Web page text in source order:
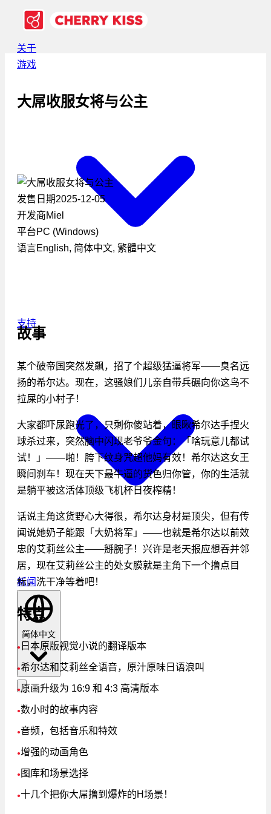
关于
游戏
支持
新闻
简体中文
大屌收服女将与公主
发售日期2025-12-05
开发商Miel
平台PC (Windows)
语言English, 简体中文, 繁體中文
故事
某个破帝国突然发飙，招了个超级猛逼将军——臭名远
扬的希尔达。现在，这骚娘们儿亲自带兵碾向你这鸟不
拉屎的小村子！
大家都吓尿跑光了，只剩你傻站着，眼瞅希尔达手捏火
球杀过来，突然脑中闪现老爷爷金句：「啥玩意儿都试
试！」——啪！胯下纹身咒超他妈有效！希尔达这女王
瞬间刹车！现在天下最牛逼的货色归你管，你的生活就
是躺平被这活体顶级飞机杯日夜榨精！
话说主角这货野心大得很，希尔达身材是顶尖，但有传
闻说她奶子能跟「大奶将军」——也就是希尔达以前效
忠的艾莉丝公主——掰腕子！兴许是老天报应想吞并邻
居，现在艾莉丝公主的处女膜就是主角下一个撸点目
标，洗干净等着吧！
特点
● 日本原版视觉小说的翻译版本
●希尔达和艾莉丝全语音，原汁原味日语浪叫
●原画升级为 16:9 和 4:3 高清版本
●数小时的故事内容
●音频，包括音乐和特效
●增强的动画角色
● 图库和场景选择
●十几个把你大屌撸到爆炸的H场景！